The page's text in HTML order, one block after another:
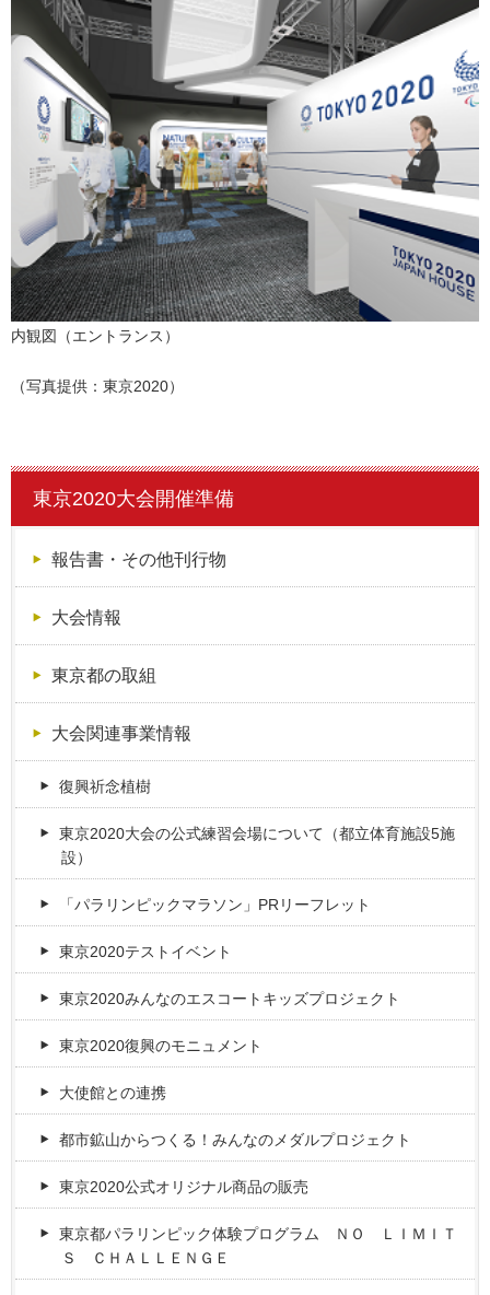
内観図（エントランス）
（写真提供：東京2020）
東京2020大会開催準備
報告書・その他刊行物
大会情報
東京都の取組
大会関連事業情報
復興祈念植樹
東京2020大会の公式練習会場について（都立体育施設5施
設）
「パラリンピックマラソン」PRリーフレット
東京2020テストイベント
東京2020みんなのエスコートキッズプロジェクト
東京2020復興のモニュメント
大使館との連携
都市鉱山からつくる！みんなのメダルプロジェクト
東京2020公式オリジナル商品の販売
東京都パラリンピック体験プログラム ＮＯ ＬＩＭＩＴ
Ｓ ＣＨＡＬＬＥＮＧＥ